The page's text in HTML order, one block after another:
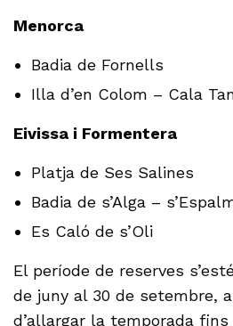
Menorca
Badia de Fornells
Illa d’en Colom – Cala
Eivissa i Formentera
Platja de Ses Salines
Badia de s’Alga –
Es Caló de s’Oli
El període de reserves
de juny al 30 de setembre,
d’allargar la temporada fins